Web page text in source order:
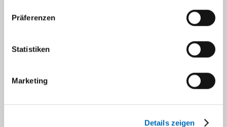
Präferenzen
Statistiken
Marketing
Details zeigen